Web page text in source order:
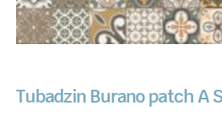
Tubadzin Burano patch A